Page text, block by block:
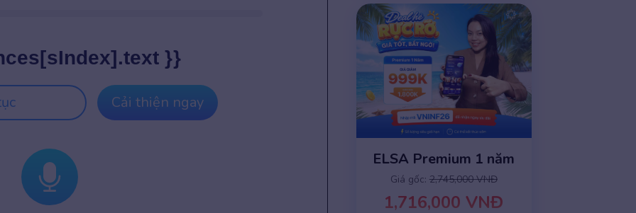
}}
Cải thiện ngay
ELSA Premium 1 năm
Giá gốc: 2,745,000 VNĐ
1,716,000 VNĐ